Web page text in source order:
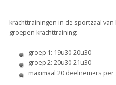
krachttrainingen in de sportzaal
groepen krachttraining:
groep 1: 19u30-20u30
groep 2: 20u30-21u30
maximaal 20 deelnemers per